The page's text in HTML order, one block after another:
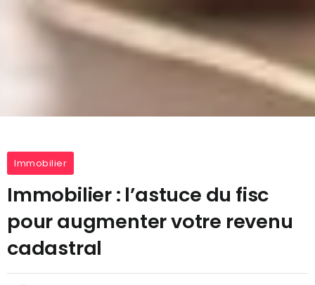
Immobilier
Immobilier : l’astuce du fisc
pour augmenter votre revenu
cadastral